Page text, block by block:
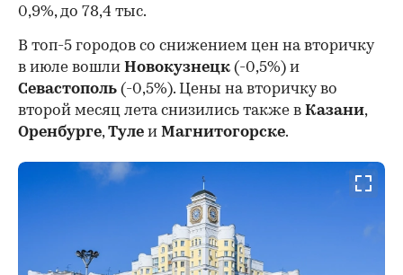
0,9%, до 78,4 тыс.
В топ-5 городов со снижением цен на вторичку
в июле вошли Новокузнецк (-0,5%) и
Севастополь (-0,5%). Цены на вторичку во
второй месяц лета снизились также в Казани,
Оренбурге,Туле и Магнитогорске.